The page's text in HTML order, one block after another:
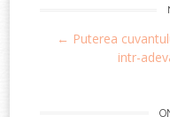
navigation
← Puterea
intr-